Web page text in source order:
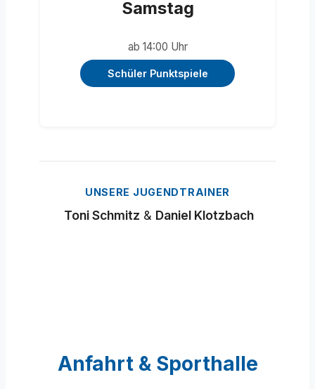
Samstag
ab 14:00 Uhr
Schüler Punktspiele
UNSERE JUGENDTRAINER
Toni Schmitz & Daniel Klotzbach
Anfahrt & Sporthalle